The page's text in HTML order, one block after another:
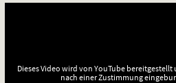
Dieses Video wird von YouTube
nach einer Zustimmung